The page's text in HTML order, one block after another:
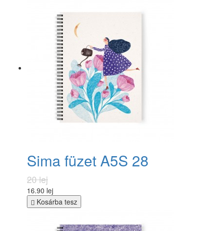
Sima füzet A5S 28
20 lej
16.90 lej
Kosárba tesz